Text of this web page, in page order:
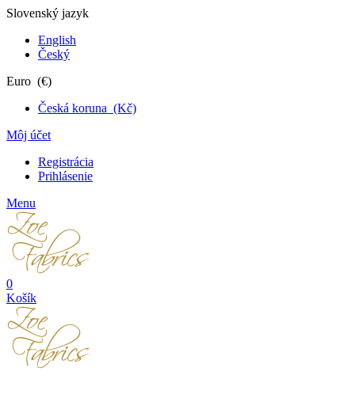
Slovenský jazyk
English
Český
Euro (€)
Česká koruna (Kč)
Môj účet
Registrácia
Prihlásenie
Menu
0
Košík